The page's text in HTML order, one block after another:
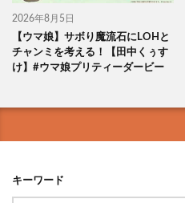
2026年8月5日
【ウマ娘】サボり魔流石にLOHと
チャンミを考える！【田中くぅす
け】#ウマ娘プリティーダービー
キーワード